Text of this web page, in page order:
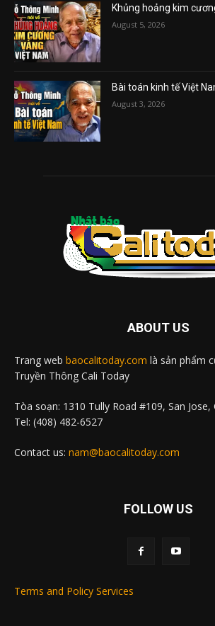
Khủng hoảng kim
August 5, 2026
Bài toán kinh tế Việt
August 3, 2026
ABOUT US
Trang web baocalitoday.com là sản phẩm
Truyền Thông Cali Today
Tòa soạn: 1310 Tully Road #109, San Jose,
Tel: (408) 482-6527
Contact us: nam@baocalitoday.com
FOLLOW US
Terms and Policy Services